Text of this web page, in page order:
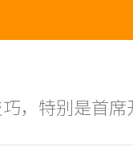
，特别是首